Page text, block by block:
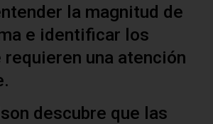
la magnitud de
e identificar los
requieren una atención
descubre que las